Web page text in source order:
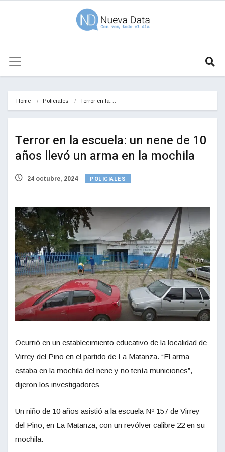
Home Policiales Terror en la…
Terror en la escuela: un nene de 10
años llevó un arma en la mochila
24 octubre, 2024 POLICIALES
Ocurrió en un establecimiento educativo de la localidad de
Virrey del Pino en el partido de La Matanza. “El arma
estaba en la mochila del nene y no tenía municiones”,
dijeron los investigadores
Un niño de 10 años asistió a la escuela Nº 157 de Virrey
del Pino, en La Matanza, con un revólver calibre 22 en su
mochila.